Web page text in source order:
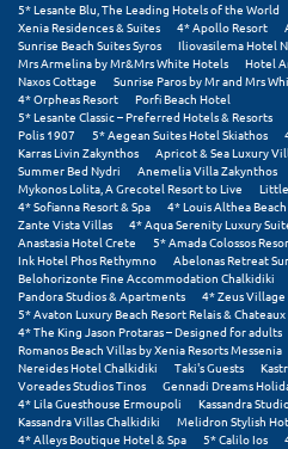
Νάξος
Νάουσα
Ναυπακτία
Ναύπλιο
Νέα Μάκρη
Νέα Στύρα Εύβοιας
Νέοι Πόροι Πιερίας
Ξ
Ξυλόκαστρο
5* Lesante Blu, The Leading Hotels of the World
Xenia Residences & Suites
4* Apollo Resort
Sunrise Beach Suites Syros
Iliovasilema Hotel
Mrs Armelina by Mr&Mrs White Hotels
Hotel
Naxos Cottage
Sunrise Paros by Mr and Mrs
4* Orpheas Resort
Porfi Beach Hotel
5* Lesante Classic – Preferred Hotels & Resorts
Polis 1907
5* Aegean Suites Hotel Skiathos
Karras Livin Zakynthos
Apricot & Sea Luxury
Summer Bed Nydri
Anemelia Villa Zakynthos
Mykonos Lolita, A Grecotel Resort to Live
4* Sofianna Resort & Spa
4* Louis Althea Beach
Zante Vista Villas
4* Aqua Serenity Luxury
Anastasia Hotel Crete
5* Amada Colossos
Ink Hotel Phos Rethymno
Abelonas Retreat
Belohorizonte Fine Accommodation Chalkidiki
Pandora Studios & Apartments
4* Zeus Village
5* Avaton Luxury Beach Resort Relais & Chateaux
4* The King Jason Protaras – Designed for adults
Romanos Beach Villas by Xenia Resorts Messenia
Nereides Hotel Chalkidiki
Taki's Guests
Voreades Studios Tinos
Gennadi Dreams
4* Lila Guesthouse Ermoupoli
Kassandra
Kassandra Villas Chalkidiki
Melidron Stylish
4* Alleys Boutique Hotel & Spa
5* Calilo Ios